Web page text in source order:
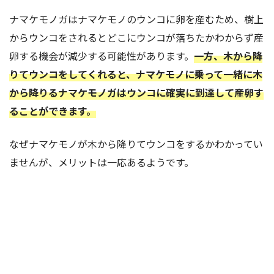
ナマケモノガはナマケモノのウンコに卵を産むため、樹上
からウンコをされるとどこにウンコが落ちたかわからず産
卵する機会が減少する可能性があります。 一方、木から降
りてウンコをしてくれると、ナマケモノに乗って一緒に木
から降りるナマケモノガはウンコに確実に到達して産卵す
ることができます。
なぜナマケモノが木から降りてウンコをするかわかってい
ませんが、メリットは一応あるようです。